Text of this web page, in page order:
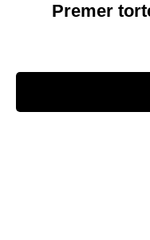
Premer